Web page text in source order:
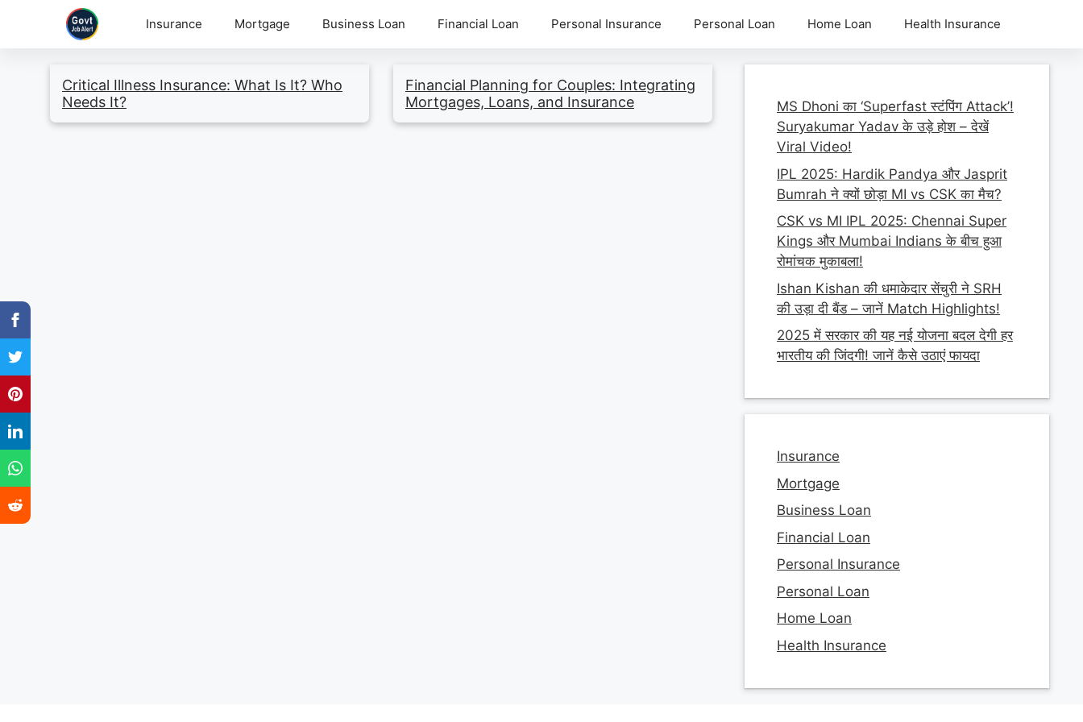
Insurance Mortgage Business Loan Financial Loan Personal Insurance Personal Loan Home Loan Health Insurance
Critical Illness Insurance: What Is It? Who
Needs It?
Financial Planning for Couples: Integrating
Mortgages, Loans, and Insurance
MS Dhoni का ‘Superfast स्टंपिंग Attack’!
Suryakumar Yadav के उड़े होश – देखें
Viral Video!
IPL 2025: Hardik Pandya और Jasprit
Bumrah ने क्यों छोड़ा MI vs CSK का मैच?
CSK vs MI IPL 2025: Chennai Super
Kings और Mumbai Indians के बीच हुआ
रोमांचक मुकाबला!
Ishan Kishan की धमाकेदार सेंचुरी ने SRH
की उड़ा दी बैंड – जानें Match Highlights!
2025 में सरकार की यह नई योजना बदल देगी हर
भारतीय की जिंदगी! जानें कैसे उठाएं फायदा
Insurance
Mortgage
Business Loan
Financial Loan
Personal Insurance
Personal Loan
Home Loan
Health Insurance